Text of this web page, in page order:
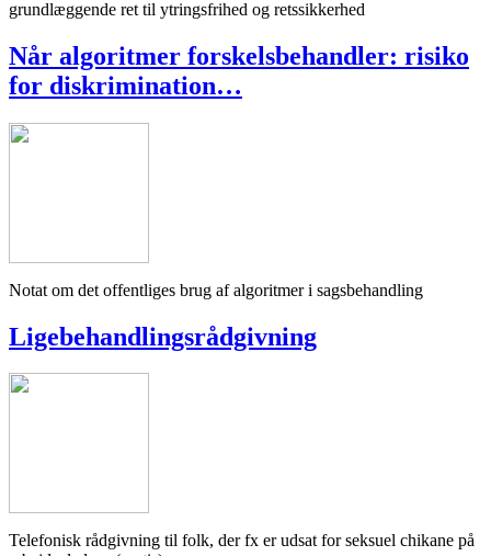
grundlæggende ret til ytringsfrihed og retssikkerhed
Når algoritmer forskelsbehandler: risiko
for diskrimination…
Notat om det offentliges brug af algoritmer i sagsbehandling
Ligebehandlingsrådgivning
Telefonisk rådgivning til folk, der fx er udsat for seksuel chikane på